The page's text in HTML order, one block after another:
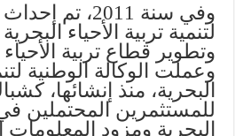
وفي سنة 2011،
لتنمية تربية الأحياء
وتطوير قطاع تربية
وعملت الوكالة الوطنية
البحرية، منذ إنشائها،
للمستثمرين المحتملين في
البحرية ومزود المعلومات